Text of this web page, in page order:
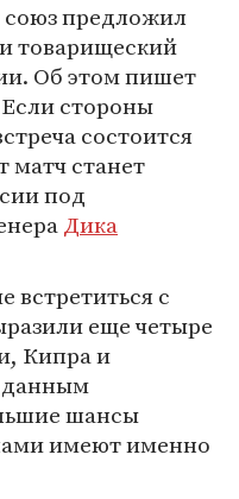
предложил
товарищеский
Об этом пишет
стороны
состоится
матч станет
под
Дика
встретиться с
еще четыре
Кипра и
данным
шансы
имеют именно